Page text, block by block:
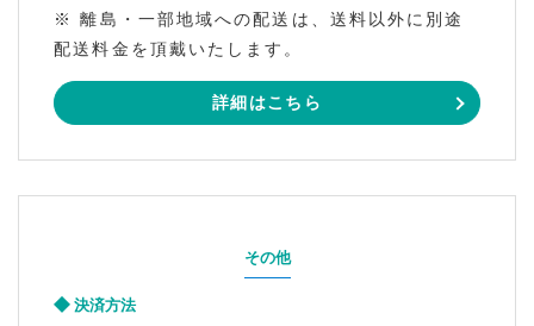
※ 離島・一部地域への配送は、送料以外に別途
配送料金を頂戴いたします。
詳細はこちら
その他
決済方法